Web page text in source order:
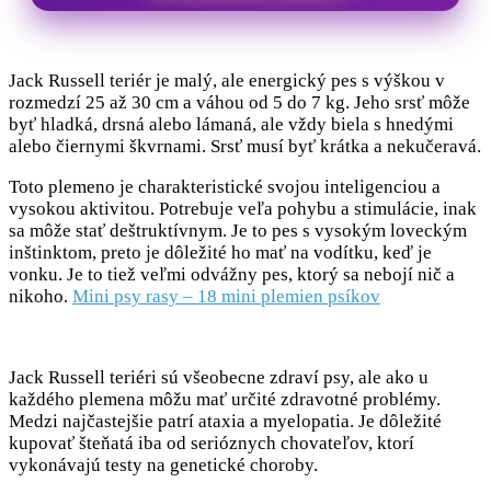
Jack Russell teriér je malý, ale energický pes s výškou v
rozmedzí 25 až 30 cm a váhou od 5 do 7 kg. Jeho srsť môže
byť hladká, drsná alebo lámaná, ale vždy biela s hnedými
alebo čiernymi škvrnami. Srsť musí byť krátka a nekučeravá.
Toto plemeno je charakteristické svojou inteligenciou a
vysokou aktivitou. Potrebuje veľa pohybu a stimulácie, inak
sa môže stať deštruktívnym. Je to pes s vysokým loveckým
inštinktom, preto je dôležité ho mať na vodítku, keď je
vonku. Je to tiež veľmi odvážny pes, ktorý sa nebojí nič a
nikoho. Mini psy rasy – 18 mini plemien psíkov
Jack Russell teriéri sú všeobecne zdraví psy, ale ako u
každého plemena môžu mať určité zdravotné problémy.
Medzi najčastejšie patrí ataxia a myelopatia. Je dôležité
kupovať šteňatá iba od serióznych chovateľov, ktorí
vykonávajú testy na genetické choroby.